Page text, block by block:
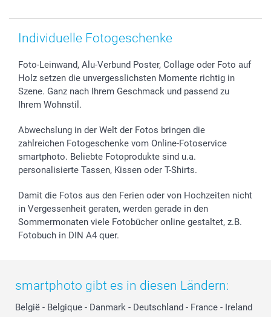
Individuelle Fotogeschenke
Foto-Leinwand, Alu-Verbund Poster, Collage oder Foto auf
Holz setzen die unvergesslichsten Momente richtig in
Szene. Ganz nach Ihrem Geschmack und passend zu
Ihrem Wohnstil.
Abwechslung in der Welt der Fotos bringen die
zahlreichen Fotogeschenke vom Online-Fotoservice
smartphoto. Beliebte Fotoprodukte sind u.a.
personalisierte Tassen, Kissen oder T-Shirts.
Damit die Fotos aus den Ferien oder von Hochzeiten nicht
in Vergessenheit geraten, werden gerade in den
Sommermonaten viele Fotobücher online gestaltet, z.B.
Fotobuch in DIN A4 quer.
smartphoto gibt es in diesen Ländern:
België - Belgique - Danmark - Deutschland - France - Ireland